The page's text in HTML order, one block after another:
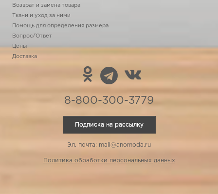
Возврат и замена товара
Ткани и уход за ними
Помощь для определения размера
Вопрос/Ответ
Цены
Доставка
8-800-300-3779
Подписка на рассылку
Эл. почта: mail@anomoda.ru
Политика обработки персональных данных